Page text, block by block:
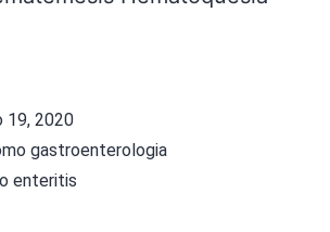
19, 2020
gastroenterologia
enteritis